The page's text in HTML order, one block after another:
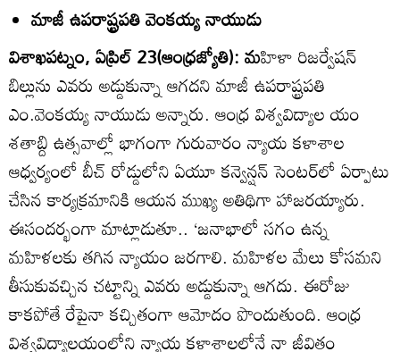
మాజీ ఉపరాష్ట్రపతి వెంకయ్య నాయుడు
విశాఖపట్నం, ఏప్రిల్‌ 23(ఆంధ్రజ్యోతి): మహిళా రిజర్వేషన్‌
బిల్లును ఎవరు అడ్డుకున్నా ఆగదని మాజీ ఉపరాష్ట్రపతి
ఎం.వెంకయ్య నాయుడు అన్నారు. ఆంధ్ర విశ్వవిద్యాల యం
శతాబ్ది ఉత్సవాల్లో భాగంగా గురువారం న్యాయ కళాశాల
ఆధ్వర్యంలో బీచ్‌ రోడ్డులోని ఏయూ కన్వెన్షన్‌ సెంటర్‌లో ఏర్పాటు
చేసిన కార్యక్రమానికి ఆయన ముఖ్య అతిథిగా హాజరయ్యారు.
ఈసందర్భంగా మాట్లాడుతూ.. ‘జనాభాలో సగం ఉన్న
మహిళలకు తగిన న్యాయం జరగాలి. మహిళల మేలు కోసమని
తీసుకువచ్చిన చట్టాన్ని ఎవరు అడ్డుకున్నా ఆగదు. ఈరోజు
కాకపోతే రేపైనా కచ్చితంగా ఆమోదం పొందుతుంది. ఆంధ్ర
విశ్వవిద్యాలయంలోని న్యాయ కళాశాలలోనే నా జీవితం